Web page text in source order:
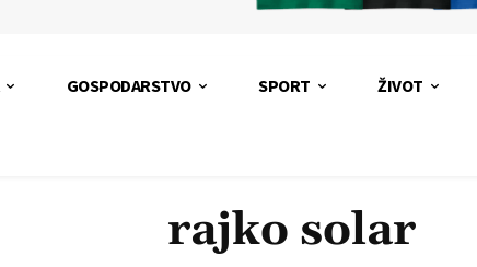
GOSPODARSTVO SPORT ŽIVOT
rajko solar